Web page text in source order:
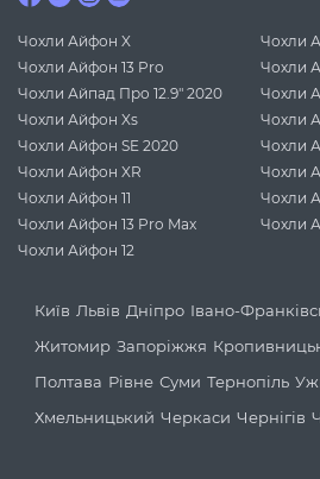
Чохли Айфон X
Чохли
Чохли Айфон 13 Pro
Чохли
Чохли Айпад Про 12.9" 2020
Чохли
Чохли Айфон Xs
Чохли
Чохли Айфон SE 2020
Чохли
Чохли Айфон XR
Чохли
Чохли Айфон 11
Чохли
Чохли Айфон 13 Pro Max
Чохли
Чохли Айфон 12
Київ Львів Дніпро Івано-
Житомир Запоріжжя
Полтава Рівне Суми Тернопіль
Хмельницький Черкаси Чернігів